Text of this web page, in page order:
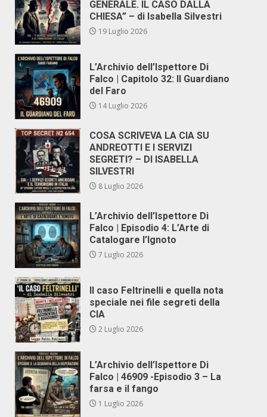
GENERALE. IL CASO DALLA
CHIESA” – di Isabella Silvestri
19 Luglio 2026
L’Archivio dell’Ispettore Di
Falco | Capitolo 32: Il Guardiano
del Faro
14 Luglio 2026
COSA SCRIVEVA LA CIA SU
ANDREOTTI E I SERVIZI
SEGRETI? – DI ISABELLA
SILVESTRI
8 Luglio 2026
L’Archivio dell’Ispettore Di
Falco | Episodio 4: L’Arte di
Catalogare l’Ignoto
7 Luglio 2026
Il caso Feltrinelli e quella nota
speciale nei file segreti della
CIA
2 Luglio 2026
L’Archivio dell’Ispettore Di
Falco | 46909 -Episodio 3 – La
farsa e il fango
1 Luglio 2026